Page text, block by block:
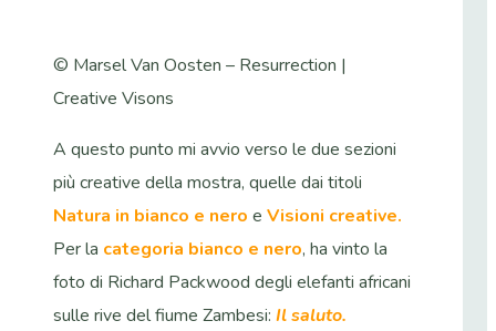
© Marsel Van Oosten – Resurrection |
Creative Visons
A questo punto mi avvio verso le due sezioni
più creative della mostra, quelle dai titoli
Natura in bianco e nero e Visioni creative.
Per la categoria bianco e nero, ha vinto la
foto di Richard Packwood degli elefanti africani
sulle rive del fiume Zambesi: Il saluto.